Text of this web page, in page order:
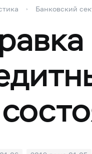
Банковский